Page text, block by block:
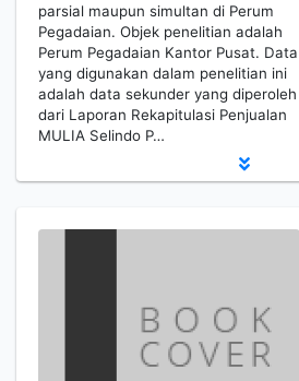
parsial maupun simultan di Perum
Pegadaian. Objek penelitian adalah
Perum Pegadaian Kantor Pusat. Data
yang digunakan dalam penelitian ini
adalah data sekunder yang diperoleh
dari Laporan Rekapitulasi Penjualan
MULIA Selindo P…